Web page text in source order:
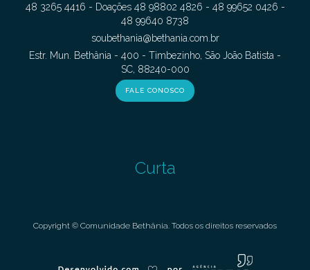
48 3265 4416 - Doações 48 98802 4826 - 48 99652 0426 -
48 99640 8738
soubethania@bethania.com.br
Estr. Mun. Bethânia - 400 - Timbezinho, São João Batista -
SC, 88240-000
FALE CONOSCO
Curta
Copyright © Comunidade Bethânia. Todos os direitos reservados